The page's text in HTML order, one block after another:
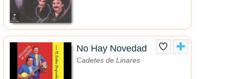
No Hay Novedad
Cadetes de Linares